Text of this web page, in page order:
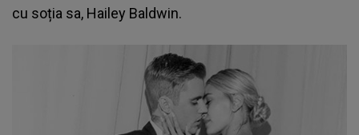
cu soția sa, Hailey Baldwin.